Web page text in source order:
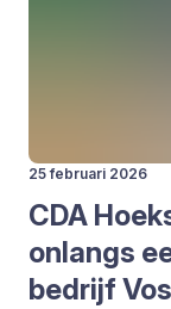
25 februari 2026
CDA
onlangs
be­drijf